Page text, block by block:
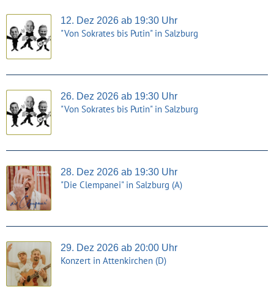
12. Dez 2026 ab 19:30 Uhr
"Von Sokrates bis Putin" in Salzburg
26. Dez 2026 ab 19:30 Uhr
"Von Sokrates bis Putin" in Salzburg
28. Dez 2026 ab 19:30 Uhr
"Die Clempanei" in Salzburg (A)
29. Dez 2026 ab 20:00 Uhr
Konzert in Attenkirchen (D)